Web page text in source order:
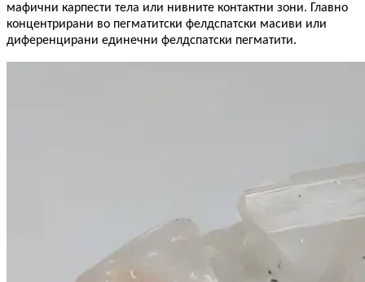
мафични карпести тела или нивните контактни зони. Главно
концентрирани во пегматитски фелдспатски масиви или
диференцирани единечни фелдспатски пегматити.